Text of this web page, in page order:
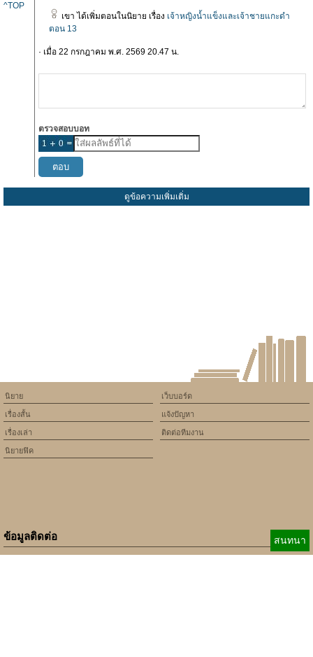
^TOP
เขา ได้เพิ่มตอนในนิยาย เรื่อง เจ้าหญิงน้ำแข็งและเจ้าชายแกะดำ
ตอน 13
· เมื่อ 22 กรกฎาคม พ.ศ. 2569 20.47 น.
ตรวจสอบบอท
ดูข้อความเพิ่มเติ่ม
เว็บบอร์ด
แจ้งปัญหา
ติดต่อทีมงาน
นิยาย
เรื่องสั้น
เรื่องเล่า
นิยายฟิค
ข้อมูลติดต่อ สนทนา